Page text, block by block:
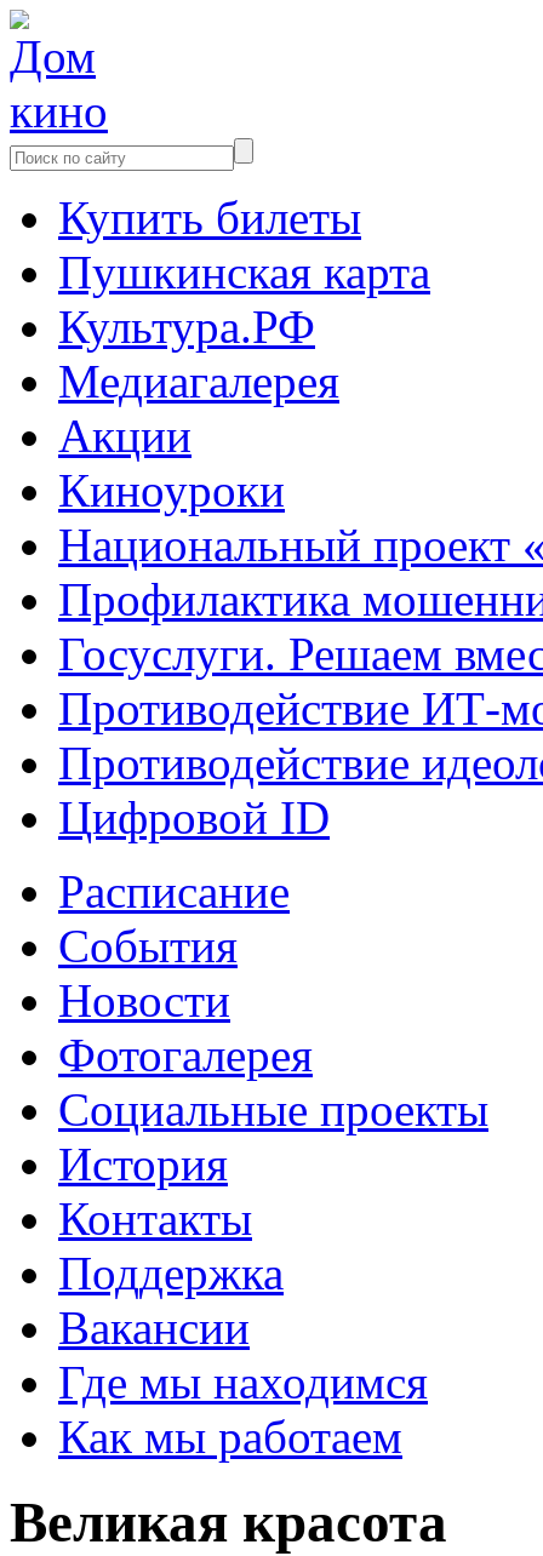
Купить билеты
Пушкинская карта
Культура.РФ
Медиагалерея
Акции
Киноуроки
Национальный проект
Профилактика
Госуслуги. Решаем
Противодействие ИТ-
Противодействие
Цифровой ID
Расписание
События
Новости
Фотогалерея
Социальные проекты
История
Контакты
Поддержка
Вакансии
Где мы находимся
Как мы работаем
Великая красота